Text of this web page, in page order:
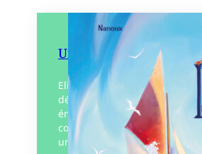
Un Bateau à la Mer
Elio et Lison, deux enfants
découvrent un vieux gréement
émergeant à marée basse.
couvert de coraux blanchis,
une Marie-Morgane, fée des